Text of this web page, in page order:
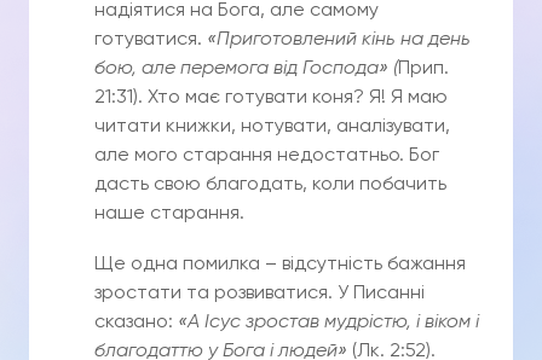
надіятися на Бога, але самому
готуватися. «Приготовлений кінь на день
бою, але перемога від Господа» (Прип.
21:31). Хто має готувати коня? Я! Я маю
читати книжки, нотувати, аналізувати,
але мого старання недостатньо. Бог
дасть свою благодать, коли побачить
наше старання.
Ще одна помилка – відсутність бажання
зростати та розвиватися. У Писанні
сказано: «А Ісус зростав мудрістю, і віком і
благодаттю у Бога і людей» (Лк. 2:52).